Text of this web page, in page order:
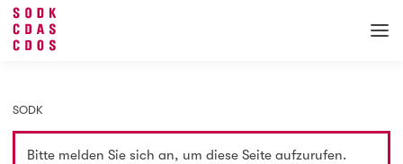
SODK
Bitte melden Sie sich an, um diese Seite aufzurufen.